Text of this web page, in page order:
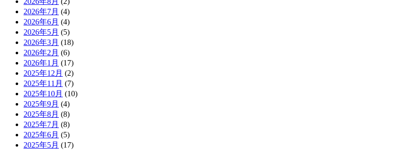
2026年7月 (4)
2026年6月 (4)
2026年5月 (5)
2026年3月 (18)
2026年2月 (6)
2026年1月 (17)
2025年12月 (2)
2025年11月 (7)
2025年10月 (10)
2025年9月 (4)
2025年8月 (8)
2025年7月 (8)
2025年6月 (5)
2025年5月 (17)